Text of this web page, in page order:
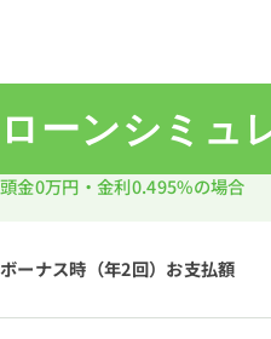
ローンシミュ
頭金0万円 ・金利0.495%の場合
ボーナス時（年2回）お支払額